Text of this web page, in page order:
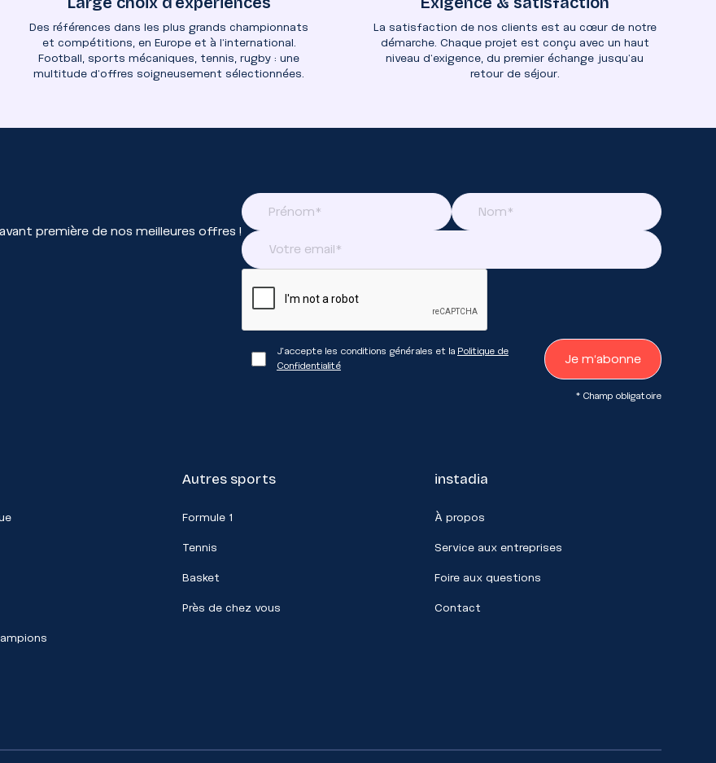
Des références dans les plus grands championnats
et compétitions, en Europe et à l’international.
Football, sports mécaniques, tennis, rugby : une
multitude d’offres soigneusement sélectionnées.
La satisfaction de nos clients est au cœur de notre
démarche. Chaque projet est conçu avec un haut
niveau d’exigence, du premier échange jusqu’au
retour de séjour.
première de nos meilleures offres !
J'accepte les conditions générales et la Politique de
Confidentialité
* Champ obligatoire
Autres sports
Formule 1
Tennis
Basket
Près de chez vous
instadia
À propos
Service aux entreprises
Foire aux questions
Contact